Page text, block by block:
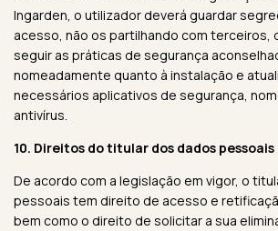
Ingarden, o utilizador deverá guardar
acesso, não os partilhando com terceiros,
seguir as práticas de segurança
nomeadamente quanto à instalação e
necessários aplicativos de segurança,
antivírus.
10. Direitos do titular dos dados pessoais
De acordo com a legislação em vigor, o
pessoais tem direito de acesso e
bem como o direito de solicitar a sua